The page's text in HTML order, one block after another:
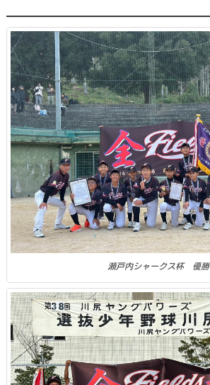
瀬戸内シャークス杯 優勝